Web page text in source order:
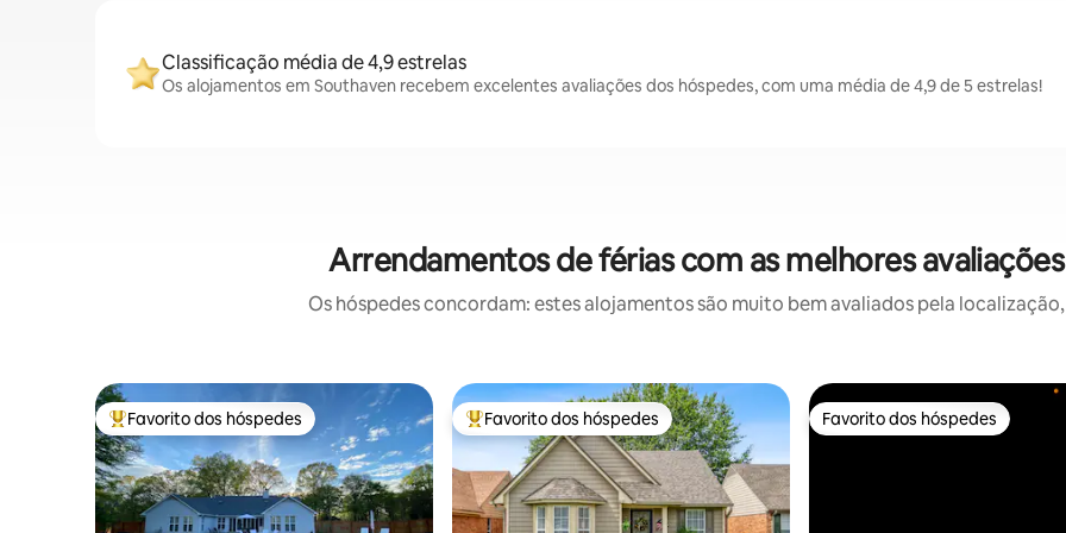
Classificação média de 4,9 estrelas
Os alojamentos em Southaven recebem excelentes avaliações dos hóspedes, com uma média de 4,9 de 5 estrelas!
Arrendamentos de férias com as melhores
Os hóspedes concordam: estes alojamentos são muito bem avaliados pela
Favoritos dos hóspedes mais apreciados
Favorito dos hóspedes Favoritos dos hóspedes mais apreciados
Favorito dos hóspedes Favorito dos hóspedes
Favorito dos hóspedes